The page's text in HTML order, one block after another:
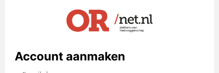
Account aanmaken